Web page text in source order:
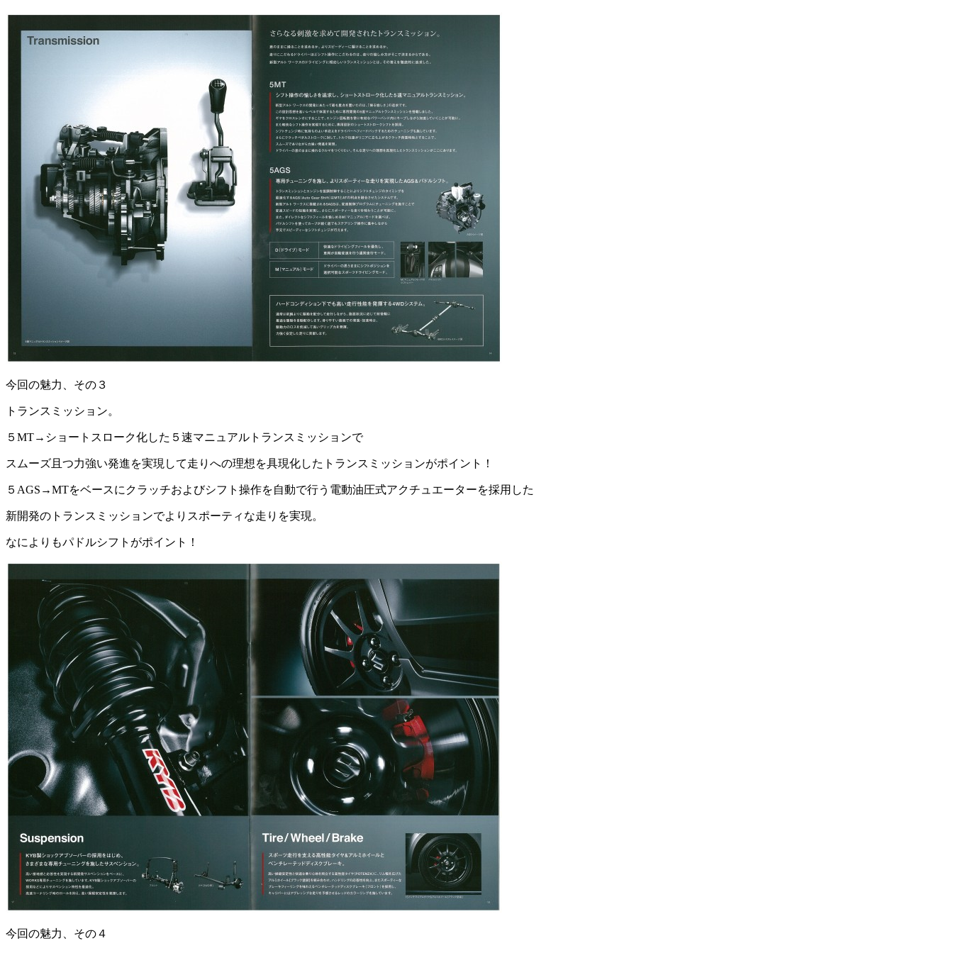
今回の魅力、その３
トランスミッション。
５MT→ショートスローク化した５速マニュアルトランスミッションで
スムーズ且つ力強い発進を実現して走りへの理想を具現化したトランスミッションがポイント！
５AGS→MTをベースにクラッチおよびシフト操作を自動で行う電動油圧式アクチュエーターを採用した
新開発のトランスミッションでよりスポーティな走りを実現。
なによりもパドルシフトがポイント！
今回の魅力、その４